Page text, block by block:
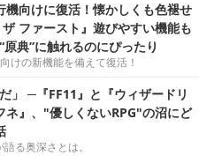
機向けに復活！懐かしくも色褪せ
ファースト』遊びやすい機能も
典”に触れるのにぴったり
けの新機能を備えて復活！
」 ─『FF11』と『ウィザードリ
ネ』、"優しくないRPG"の沼にど
る奥深さとは。